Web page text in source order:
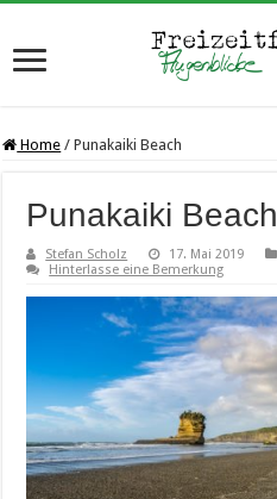
Home / Punakaiki Beach
Punakaiki Beach
Stefan Scholz
17. Mai 2019
Hinterlasse eine Bemerkung